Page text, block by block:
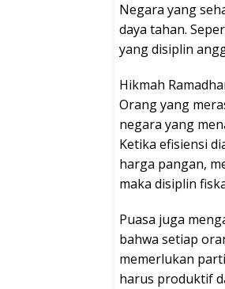
Negara yang
daya tahan.
yang disiplin
Hikmah
Orang yang
negara yang
Ketika efisiensi
harga pangan,
maka disiplin
Puasa juga
bahwa setiap
memerlukan
harus produktif